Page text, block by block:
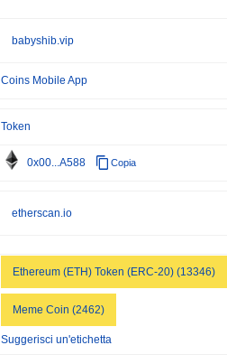
babyshib.vip
Coins Mobile App
Token
0x00...A588 Copia
etherscan.io
Ethereum (ETH) Token (ERC-20) (13346)
Meme Coin (2462)
Suggerisci un'etichetta